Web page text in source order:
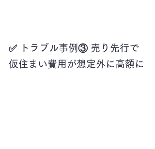
✅ トラブル事例③ 売り先行で
仮住まい費用が想定外に高額に